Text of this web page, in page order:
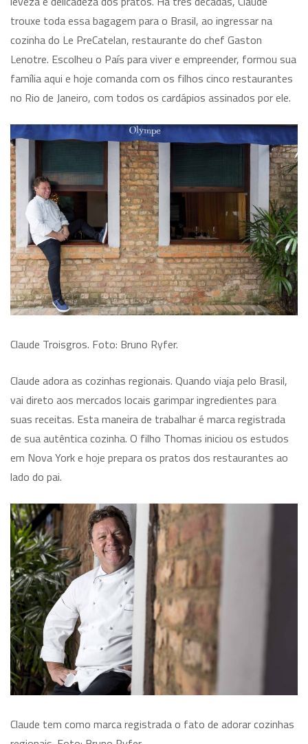
trouxe toda essa bagagem para o Brasil, ao ingressar na
cozinha do Le PreCatelan, restaurante do chef Gaston
Lenotre. Escolheu o País para viver e empreender, formou sua
família aqui e hoje comanda com os filhos cinco restaurantes
no Rio de Janeiro, com todos os cardápios assinados por ele.
Claude Troisgros. Foto: Bruno Ryfer.
Claude adora as cozinhas regionais. Quando viaja pelo Brasil,
vai direto aos mercados locais garimpar ingredientes para
suas receitas. Esta maneira de trabalhar é marca registrada
de sua autêntica cozinha. O filho Thomas iniciou os estudos
em Nova York e hoje prepara os pratos dos restaurantes ao
lado do pai.
Claude tem como marca registrada o fato de adorar cozinhas